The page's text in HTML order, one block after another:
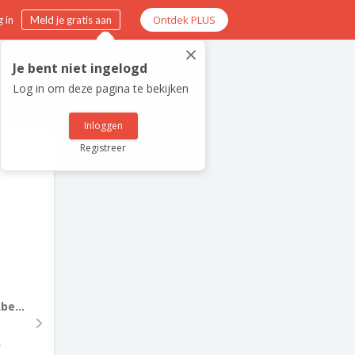
in Meld je gratis aan Ontdek PLUS
×
Je bent niet ingelogd
Log in om deze pagina te bekijken
Inloggen
Registreer